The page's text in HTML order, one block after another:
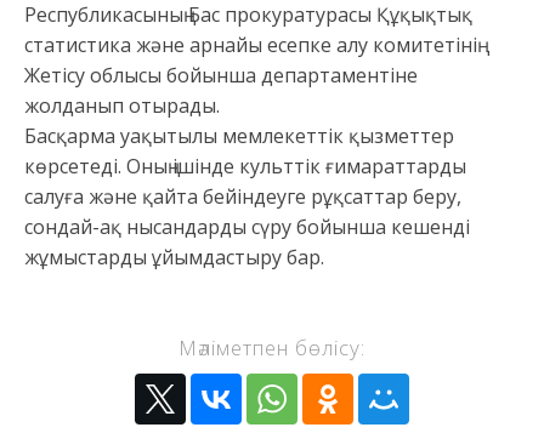
Республикасының Бас прокуратурасы Құқықтық
статистика және арнайы есепке алу комитетінің
Жетісу облысы бойынша департаментіне
жолданып отырады.
Басқарма уақытылы мемлекеттік қызметтер
көрсетеді. Оның ішінде культтік ғимараттарды
салуға және қайта бейіндеуге рұқсаттар беру,
сондай-ақ нысандарды сүру бойынша кешенді
жұмыстарды ұйымдастыру бар.
Мәліметпен бөлісу: